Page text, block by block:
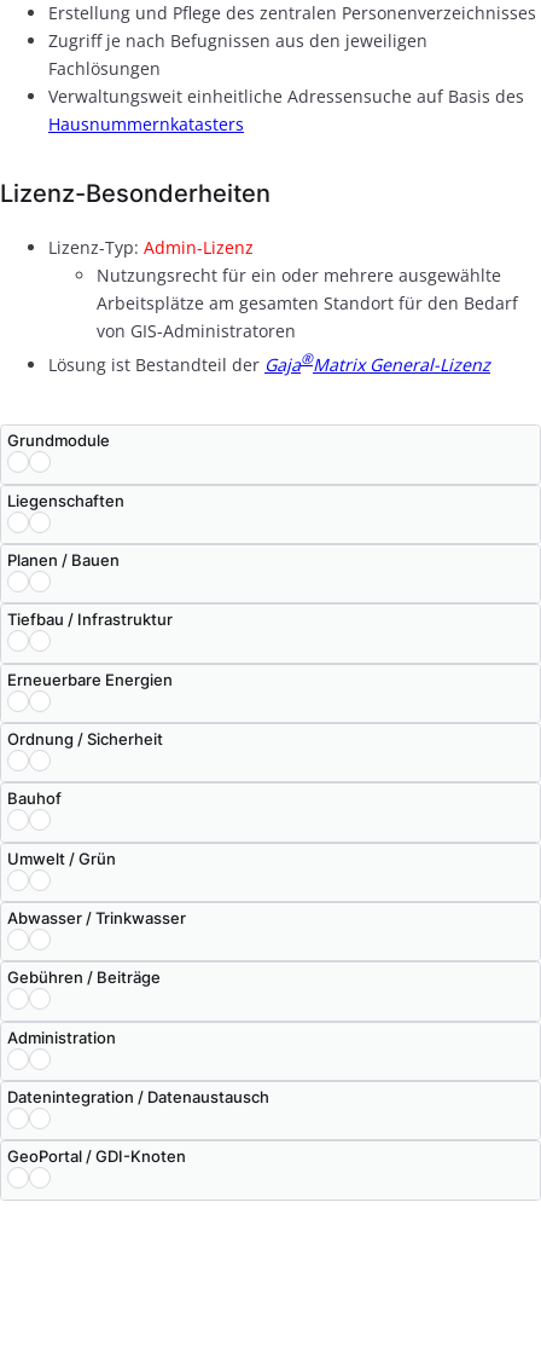
Erstellung und Pflege des zentralen Personenverzeichnisses
Zugriff je nach Befugnissen aus den jeweiligen
Fachlösungen
Verwaltungsweit einheitliche Adressensuche auf Basis des
Hausnummernkatasters
Lizenz-Besonderheiten
Lizenz-Typ: Admin-Lizenz
Nutzungsrecht für ein oder mehrere ausgewählte
Arbeitsplätze am gesamten Standort für den Bedarf
von GIS-Administratoren
Lösung ist Bestandteil der Gaja®Matrix General-Lizenz
Grundmodule
Liegenschaften
Planen / Bauen
Tiefbau / Infrastruktur
Erneuerbare Energien
Ordnung / Sicherheit
Bauhof
Umwelt / Grün
Abwasser / Trinkwasser
Gebühren / Beiträge
Administration
Datenintegration / Datenaustausch
GeoPortal / GDI-Knoten